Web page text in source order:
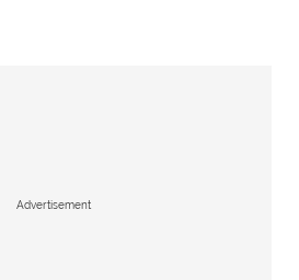
Advertisement